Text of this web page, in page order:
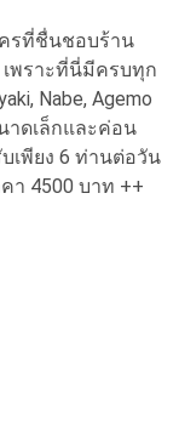
รที่ชื่นชอบร้าน
พราะที่นี่มีครบทุก
Nabe, Agemo
าดเล็กและค่อน
เพียง 6 ท่านต่อวัน
า 4500 บาท ++